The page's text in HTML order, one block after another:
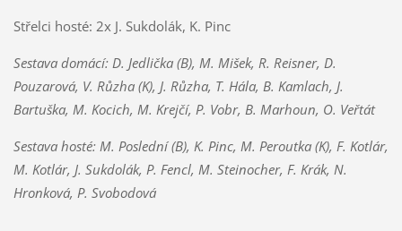
Střelci hosté: 2x J. Sukdolák, K. Pinc
Sestava domácí: D. Jedlička (B), M. Mišek, R. Reisner, D.
Pouzarová, V. Růzha (K), J. Růzha, T. Hála, B. Kamlach, J.
Bartuška, M. Kocich, M. Krejčí, P. Vobr, B. Marhoun, O. Veřtát
Sestava hosté: M. Poslední (B), K. Pinc, M. Peroutka (K), F. Kotlár,
M. Kotlár, J. Sukdolák, P. Fencl, M. Steinocher, F. Krák, N.
Hronková, P. Svobodová